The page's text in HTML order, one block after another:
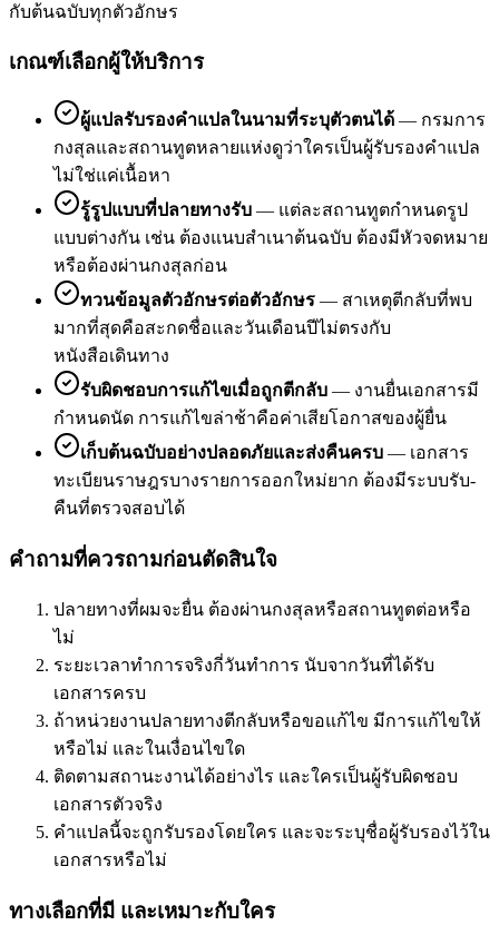
กับต้นฉบับทุกตัวอักษร
เกณฑ์เลือกผู้ให้บริการ
ผู้แปลรับรองคำแปลในนามที่ระบุตัวตนได้ — กรมการ
กงสุลและสถานทูตหลายแห่งดูว่าใครเป็นผู้รับรองคำแปล
ไม่ใช่แค่เนื้อหา
รู้รูปแบบที่ปลายทางรับ — แต่ละสถานทูตกำหนดรูป
แบบต่างกัน เช่น ต้องแนบสำเนาต้นฉบับ ต้องมีหัวจดหมาย
หรือต้องผ่านกงสุลก่อน
ทวนข้อมูลตัวอักษรต่อตัวอักษร — สาเหตุตีกลับที่พบ
มากที่สุดคือสะกดชื่อและวันเดือนปีไม่ตรงกับ
หนังสือเดินทาง
รับผิดชอบการแก้ไขเมื่อถูกตีกลับ — งานยื่นเอกสารมี
กำหนดนัด การแก้ไขล่าช้าคือค่าเสียโอกาสของผู้ยื่น
เก็บต้นฉบับอย่างปลอดภัยและส่งคืนครบ — เอกสาร
ทะเบียนราษฎรบางรายการออกใหม่ยาก ต้องมีระบบรับ-
คืนที่ตรวจสอบได้
คำถามที่ควรถามก่อนตัดสินใจ
ปลายทางที่ผมจะยื่น ต้องผ่านกงสุลหรือสถานทูตต่อหรือ
ไม่
ระยะเวลาทำการจริงกี่วันทำการ นับจากวันที่ได้รับ
เอกสารครบ
ถ้าหน่วยงานปลายทางตีกลับหรือขอแก้ไข มีการแก้ไขให้
หรือไม่ และในเงื่อนไขใด
ติดตามสถานะงานได้อย่างไร และใครเป็นผู้รับผิดชอบ
เอกสารตัวจริง
คำแปลนี้จะถูกรับรองโดยใคร และจะระบุชื่อผู้รับรองไว้ใน
เอกสารหรือไม่
ทางเลือกที่มี และเหมาะกับใคร